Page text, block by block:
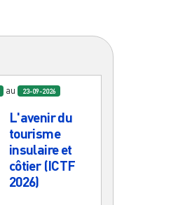
au 23-09-2026
L'avenir du
tourisme
insulaire et
côtier (ICTF
2026)